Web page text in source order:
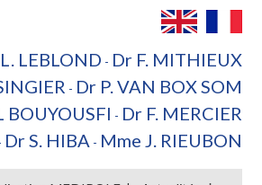
LEBLOND - Dr F. MITHIEUX
- Dr P. VAN BOX SOM
BOUYOUSFI - Dr F. MERCIER
Dr S. HIBA - Mme J. RIEUBON